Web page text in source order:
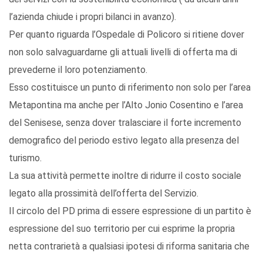
l’azienda chiude i propri bilanci in avanzo).
Per quanto riguarda l’Ospedale di Policoro si ritiene dover
non solo salvaguardarne gli attuali livelli di offerta ma di
prevederne il loro potenziamento.
Esso costituisce un punto di riferimento non solo per l’area
Metapontina ma anche per l’Alto Jonio Cosentino e l’area
del Senisese, senza dover tralasciare il forte incremento
demografico del periodo estivo legato alla presenza del
turismo.
La sua attività permette inoltre di ridurre il costo sociale
legato alla prossimità dell’offerta del Servizio.
Il circolo del PD prima di essere espressione di un partito è
espressione del suo territorio per cui esprime la propria
netta contrarietà a qualsiasi ipotesi di riforma sanitaria che